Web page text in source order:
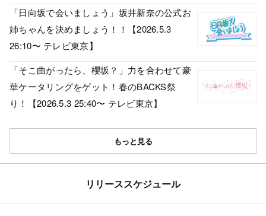
「日向坂で会いましょう」坂井新奈の公式お
姉ちゃんを決めましょう！！【2026.5.3
26:10〜 テレビ東京】
「そこ曲がったら、櫻坂？」力を合わせて豪
華ケータリングをゲット！春のBACKS祭
り！【2026.5.3 25:40〜 テレビ東京】
もっと見る
リリーススケジュール